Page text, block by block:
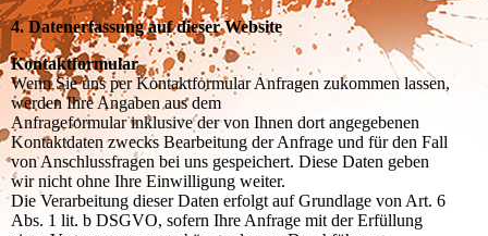
4. Datenerfassung auf dieser Website
Kontaktformular
Wenn Sie uns per Kontaktformular Anfragen zukommen lassen,
werden Ihre Angaben aus dem
Anfrageformular inklusive der von Ihnen dort angegebenen
Kontaktdaten zwecks Bearbeitung der Anfrage und für den Fall
von Anschlussfragen bei uns gespeichert. Diese Daten geben
wir nicht ohne Ihre Einwilligung weiter.
Die Verarbeitung dieser Daten erfolgt auf Grundlage von Art. 6
Abs. 1 lit. b DSGVO, sofern Ihre Anfrage mit der Erfüllung